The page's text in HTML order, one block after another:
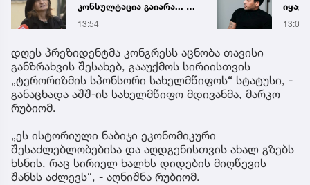
იყავით, ვისთან
მიდიხართ და ვის
13:03 34
დღეს პრეზიდენტმა კონგრესს აცნობა თავისი
განზრახვის შესახებ, გააუქმოს სირიისთვის
„ტერორიზმის სპონსორი სახელმწიფოს“ სტატუსი, -
განაცხადა აშშ-ის სახელმწიფო მდივანმა, მარკო
რუბიომ.
„ეს ისტორიული ნაბიჯი ეკონომიკური
შესაძლებლობებისა და აღდგენისთვის ახალ გზებს
ხსნის, რაც სირიელ ხალხს დიდების მიღწევის
შანსს აძლევს“, - აღნიშნა რუბიომ.